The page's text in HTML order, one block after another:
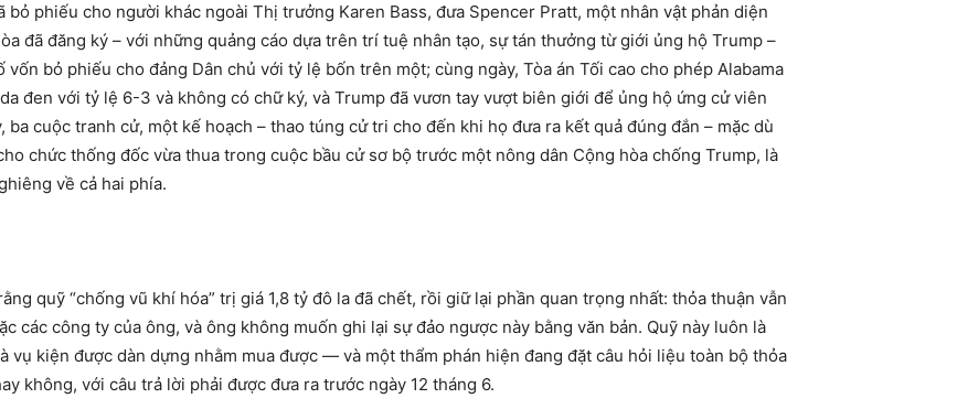
bỏ phiếu cho người khác ngoài Thị trưởng Karen Bass, đưa Spencer Pratt, một nhân vật phản diện
đã đăng ký – với những quảng cáo dựa trên trí tuệ nhân tạo, sự tán thưởng từ giới ủng hộ Trump –
bỏ phiếu cho đảng Dân chủ với tỷ lệ bốn trên một; cùng ngày, Tòa án Tối cao cho phép Alabama
đen với tỷ lệ 6-3 và không có chữ ký, và Trump đã vươn tay vượt biên giới để ủng hộ ứng cử viên
cuộc tranh cử, một kế hoạch – thao túng cử tri cho đến khi họ đưa ra kết quả đúng đắn – mặc dù
chức thống đốc vừa thua trong cuộc bầu cử sơ bộ trước một nông dân Cộng hòa chống Trump, là
về cả hai phía.
quỹ “chống vũ khí hóa” trị giá 1,8 tỷ đô la đã chết, rồi giữ lại phần quan trọng nhất: thỏa thuận vẫn
các công ty của ông, và ông không muốn ghi lại sự đảo ngược này bằng văn bản. Quỹ này luôn là
vụ kiện được dàn dựng nhằm mua được — và một thẩm phán hiện đang đặt câu hỏi liệu toàn bộ thỏa
không, với câu trả lời phải được đưa ra trước ngày 12 tháng 6.